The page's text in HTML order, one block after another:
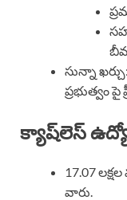
సున్నా
ప్రభుత్వం
క్యాష్‌లెస్
17.07
వారు.